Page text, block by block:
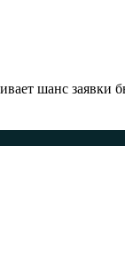
шанс заявки